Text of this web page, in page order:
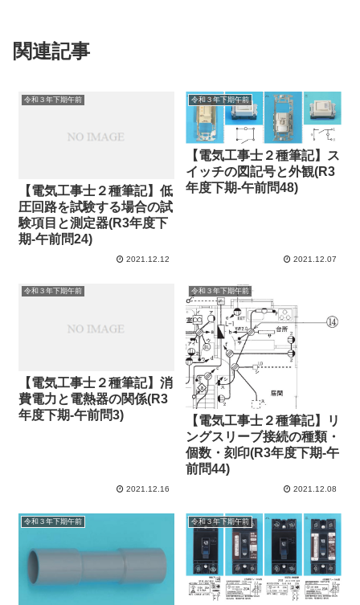
関連記事
令和３年下期午前
【電気工事士２種筆記】低
圧回路を試験する場合の試
験項目と測定器(R3年度下
期-午前問24)
2021.12.12
令和３年下期午前
【電気工事士２種筆記】ス
イッチの図記号と外観(R3
年度下期-午前問48)
2021.12.07
令和３年下期午前
【電気工事士２種筆記】消
費電力と電熱器の関係(R3
年度下期-午前問3)
2021.12.16
令和３年下期午前
【電気工事士２種筆記】リ
ングスリーブ接続の種類・
個数・刻印(R3年度下期-午
前問44)
2021.12.08
令和３年下期午前 令和３年下期午前